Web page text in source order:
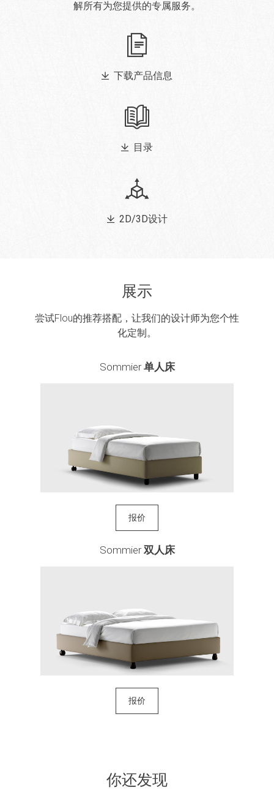
解所有为您提供的专属服务。
下载产品信息
目录
2D/3D设计
展示
尝试Flou的推荐搭配，让我们的设计师为您个性
化定制。
Sommier单人床
报价
Sommier双人床
报价
你还发现